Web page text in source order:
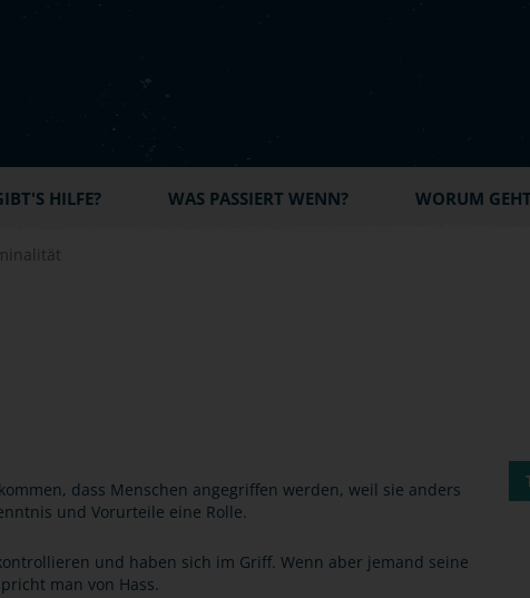
HILFE? WAS PASSIERT WENN? WORUM
dass Menschen angegriffen werden, weil sie anders
und Vorurteile eine Rolle.
und haben sich im Griff. Wenn aber jemand seine
man von Hass.